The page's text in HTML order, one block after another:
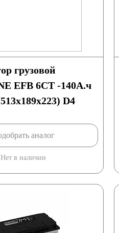
Тайланд
Польша
Германия
грузовой
EFB 6СТ -140А.ч
D4
аналог
Нет в наличии